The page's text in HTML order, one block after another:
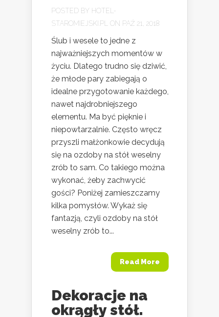
POSTED BY HOTEL-
STAROMIEJSKI.PL
ON PAŹ 21, 2018
Ślub i wesele to jedne z
najważniejszych momentów w
życiu. Dlatego trudno się dziwić,
że młode pary zabiegają o
idealne przygotowanie każdego,
nawet najdrobniejszego
elementu. Ma być pięknie i
niepowtarzalnie. Często wręcz
przyszli małżonkowie decydują
się na ozdoby na stół weselny
zrób to sam. Co takiego można
wykonać, żeby zachwycić
gości? Poniżej zamieszczamy
kilka pomysłów. Wykaż się
fantazją, czyli ozdoby na stół
weselny zrób to...
Read More
Dekoracje na
okrągły stół.